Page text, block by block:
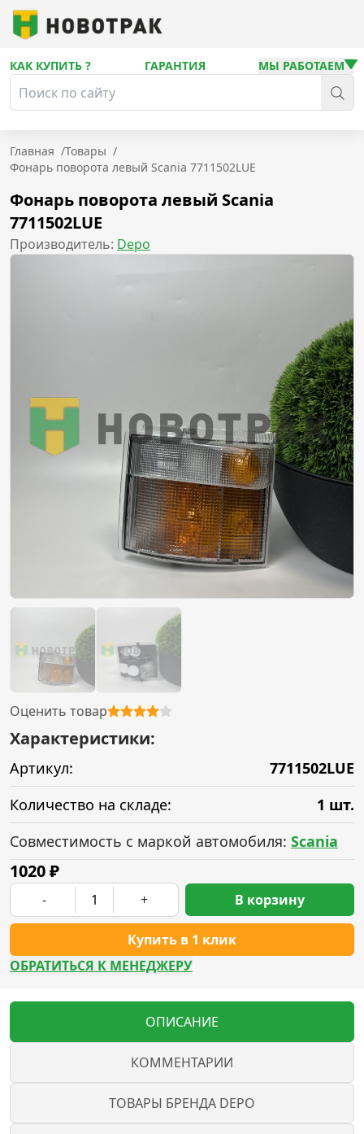
КАК КУПИТЬ ? ГАРАНТИЯ МЫ РАБОТАЕМ
Главная /Товары /
Фонарь поворота левый Scania 7711502LUE
Фонарь поворота левый Scania
7711502LUE
Производитель: Depo
Оценить товар
Характеристики:
Артикул:
7711502LUE
Количество на складе:
1 шт.
Совместимость с маркой автомобиля: Scania
1020₽
- +
Купить в 1 клик
В корзину
ОБРАТИТЬСЯ К МЕНЕДЖЕРУ
ОПИСАНИЕ
КОММЕНТАРИИ
ТОВАРЫ БРЕНДА DEPO